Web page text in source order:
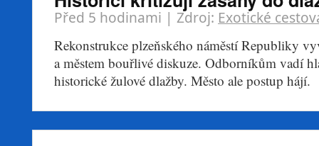
Před 5 hodinami | Zdroj: Exotické
Rekonstrukce plzeňského náměstí Republiky
a městem bouřlivé diskuze. Odborníkům vadí
historické žulové dlažby. Město ale postup hájí.